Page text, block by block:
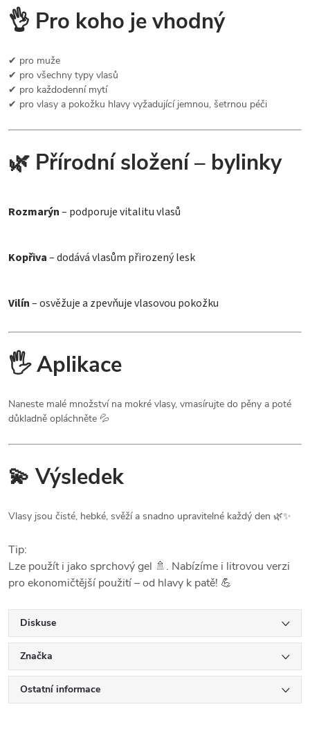
👌 Pro koho je vhodný
✔ pro muže
✔ pro všechny typy vlasů
✔ pro každodenní mytí
✔ pro vlasy a pokožku hlavy vyžadující jemnou, šetrnou péči
🌿 Přírodní složení – bylinky
Rozmarýn– podporuje vitalitu vlasů
Kopřiva– dodává vlasům přirozený lesk
Vilín– osvěžuje a zpevňuje vlasovou pokožku
🖐️ Aplikace
Naneste malé množství na mokré vlasy, vmasírujte do pěny a poté
důkladně opláchněte 💦
💫 Výsledek
Vlasy jsou čisté, hebké, svěží a snadno upravitelné každý den 🌿✨
Tip:
Lze použít i jako sprchový gel 🚿. Nabízíme i litrovou verzi
pro ekonomičtější použití – od hlavy k patě! 💪
Diskuse
Značka
Ostatní informace